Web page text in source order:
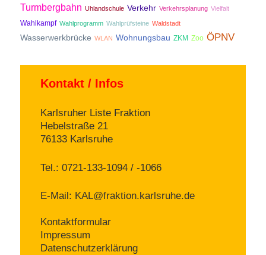
Turmbergbahn Uhlandschule Verkehr Verkehrsplanung Vielfalt
Wahlkampf Wahlprogramm Wahlprüfsteine Waldstadt
Wasserwerkbrücke WLAN Wohnungsbau ZKM Zoo ÖPNV
Kontakt / Infos
Karlsruher Liste Fraktion
Hebelstraße 21
76133 Karlsruhe
Tel.: 0721-133-1094 / -1066
E-Mail: KAL@fraktion.karlsruhe.de
Kontaktformular
Impressum
Datenschutzerklärung